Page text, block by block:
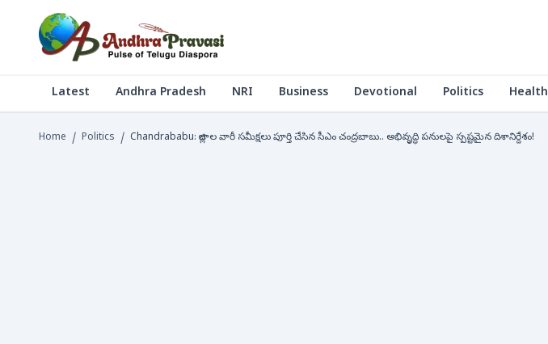
Latest Andhra Pradesh NRI Business Devotional Politics Health
Home / Politics / Chandrababu: జిల్లాల వారీ సమీక్షలు పూర్తి చేసిన సీఎం చంద్రబాబు.. అభివృద్ధి పనులపై స్పష్టమైన దిశానిర్దేశం!